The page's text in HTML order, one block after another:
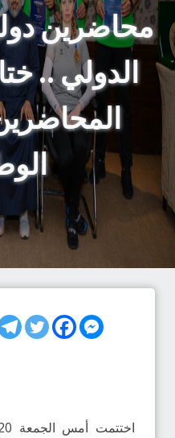
محاضرين
الدولي ..